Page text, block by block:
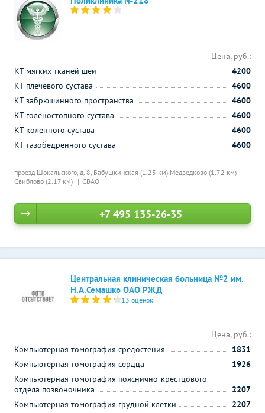
проезд Шокальского, д. 8, Бабушкинская (1.25 км) Медведково (1.72 км)
Свиблово (2.17 км)
СВАО
Цена, руб.:
КТ мягких тканей шеи
4200
КТ плечевого сустава
4600
КТ забрюшинного пространства
4600
КТ голеностопного сустава
4600
КТ коленного сустава
4600
КТ тазобедренного сустава
4600
+7 495 135-26-35
Центральная клиническая больница №2 им.
Н.А.Семашко ОАО РЖД
13 оценок
Цена, руб.:
Компьютерная томография средостения
1831
Компьютерная томография сердца
1926
Компьютерная томография пояснично-крестцового
отдела позвоночника
2207
Компьютерная томография грудной клетки
2207